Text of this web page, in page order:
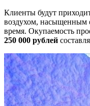
Клиенты будут
воздухом, насыщенным
время. Окупаемость
250 000 рублей